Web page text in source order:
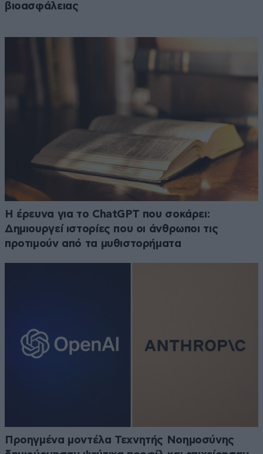
βιοασφάλειας
H έρευνα για το ChatGPT που σοκάρει:
Δημιουργεί ιστορίες που οι άνθρωποι τις
προτιμούν από τα μυθιστορήματα
Προηγμένα μοντέλα Τεχνητής Νοημοσύνης